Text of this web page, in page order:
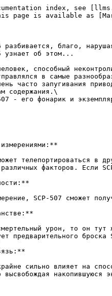
index, see
page is available as
разбивается, благо,
узнает об этом...
способный
в самые
часто запугивания
содержания.\
- его фонарик и
телепортироваться в
факторов. Если
SCP-507 сможет
урон, то он
предварительного броска
сильно влияет на
высвобождая накопившуюся